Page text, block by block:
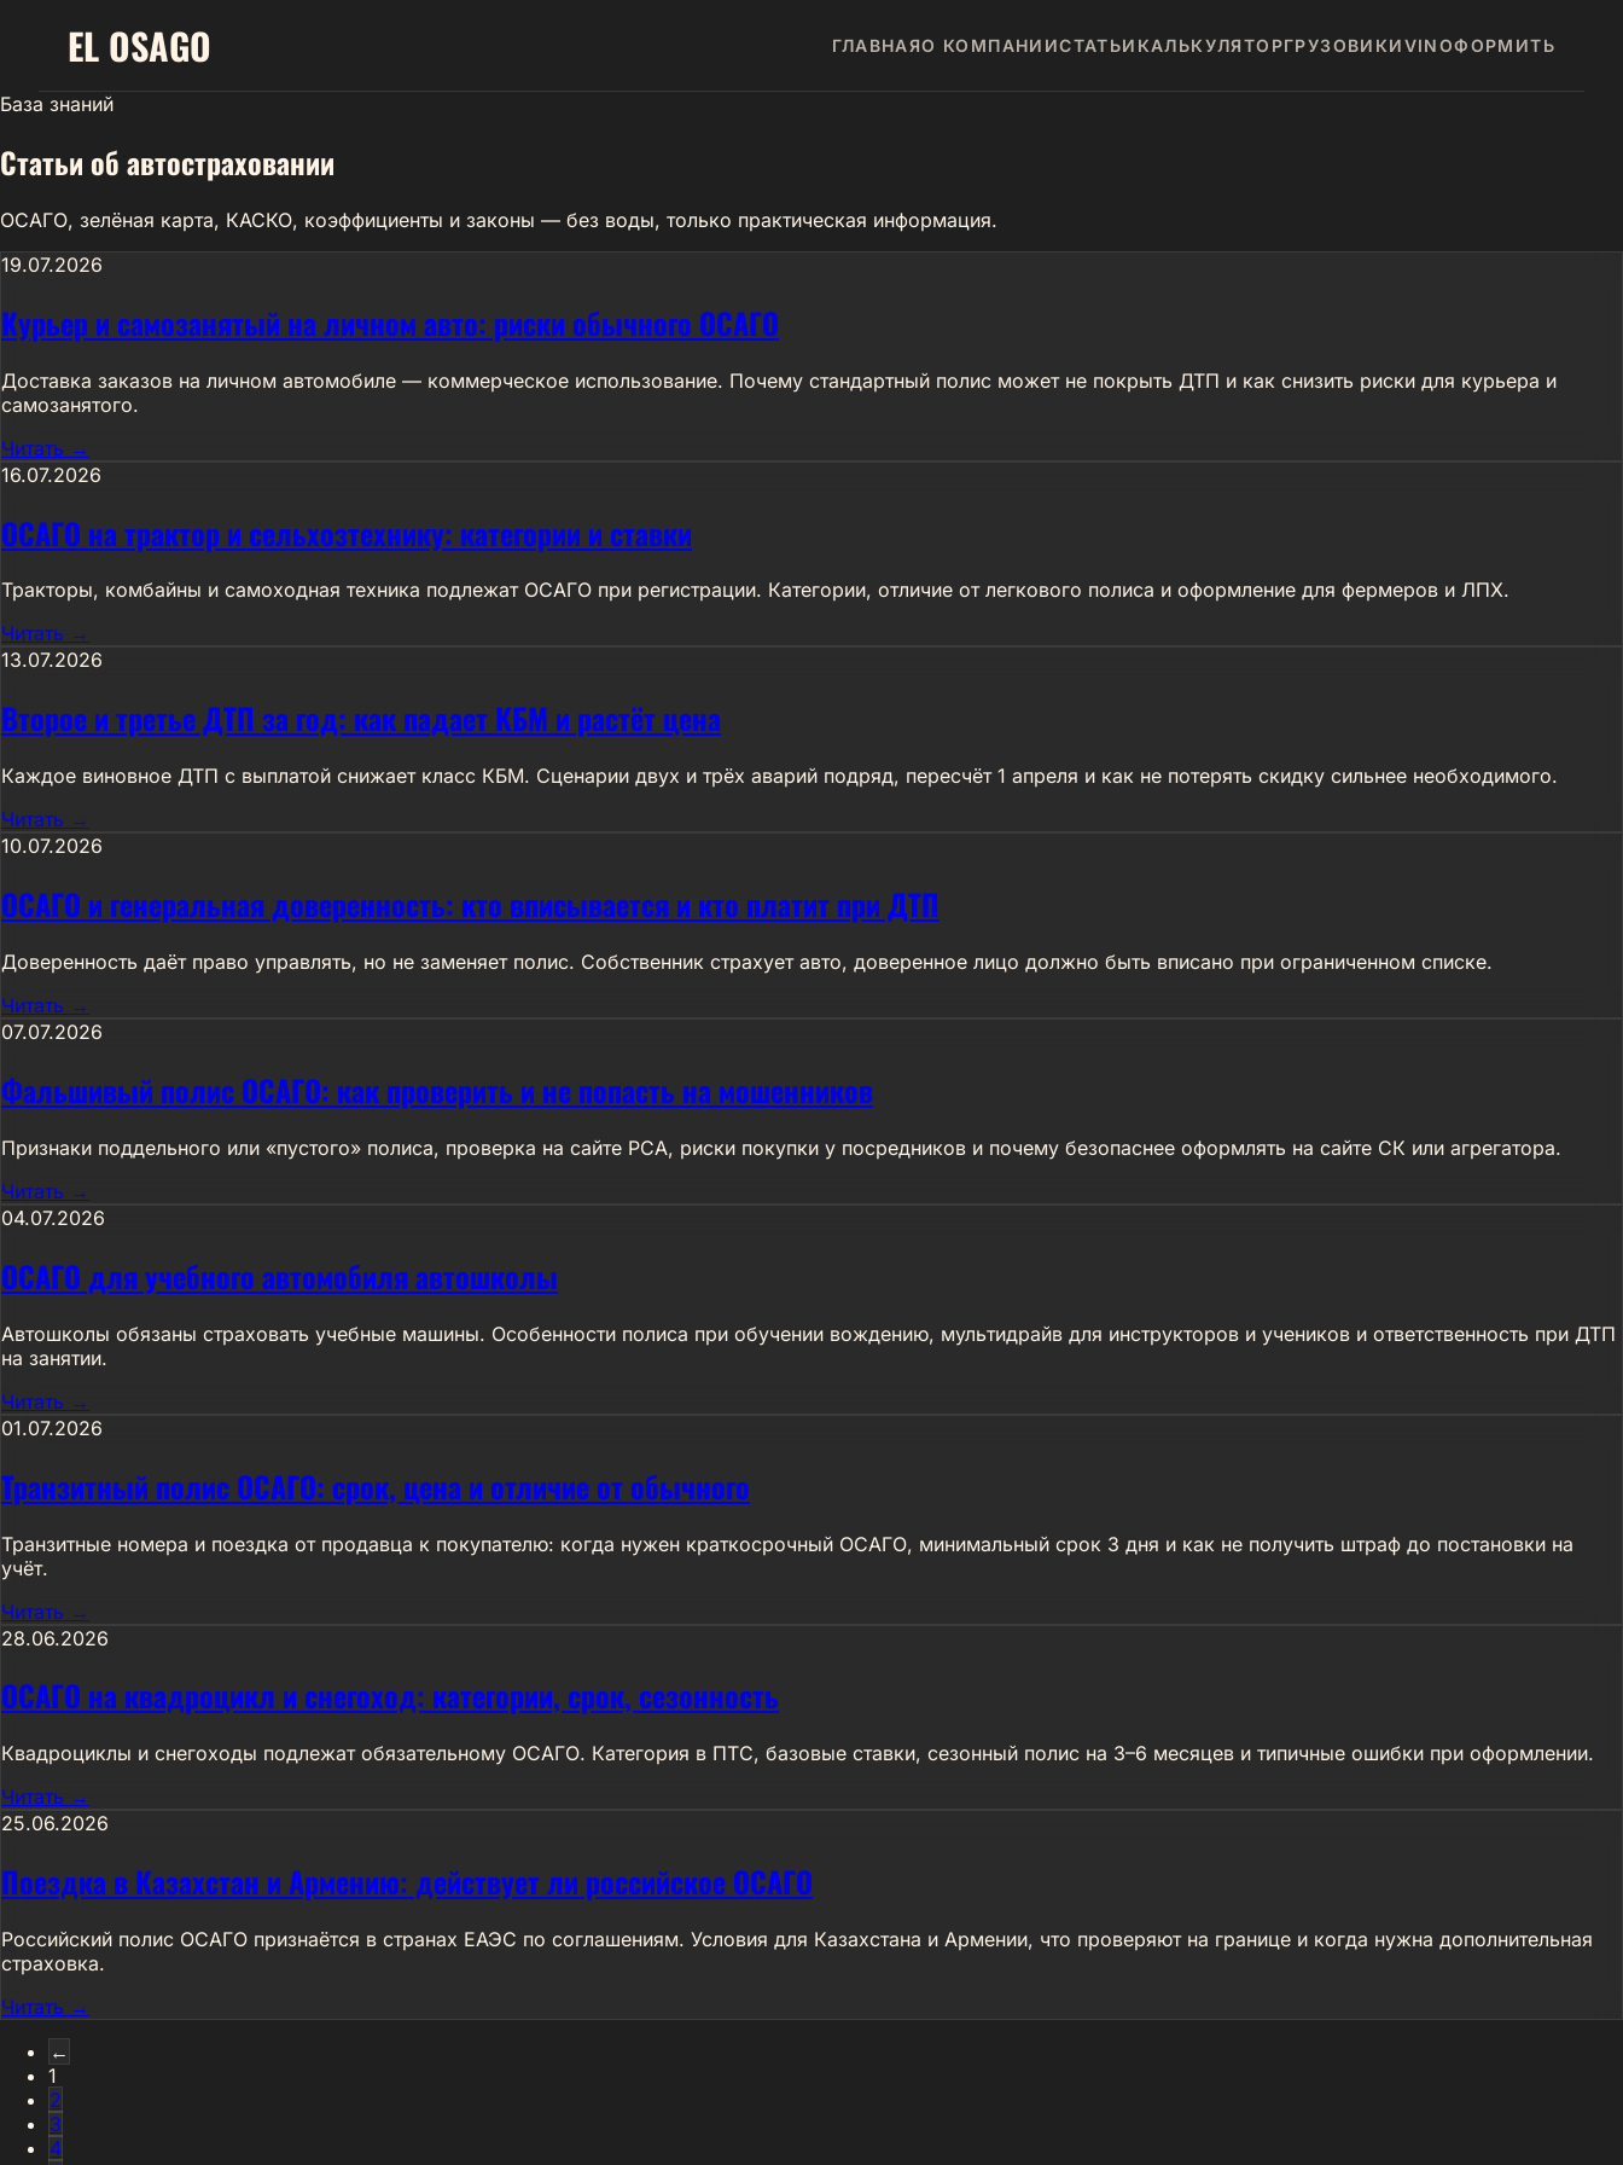
EL OSAGO ГЛАВНАЯО КОМПАНИИСТАТЬИ КАЛЬКУЛЯТОРГРУЗОВИКИVINОФОРМИТЬ
База знаний
Статьи об автостраховании
ОСАГО, зелёная карта, КАСКО, коэффициенты и законы — без воды, только практическая информация.
19.07.2026
Курьер и самозанятый на личном авто: риски обычного ОСАГО
Доставка заказов на личном автомобиле — коммерческое использование. Почему стандартный полис может не покрыть ДТП и как снизить риски для курьера и
самозанятого.
Читать →
16.07.2026
ОСАГО на трактор и сельхозтехнику: категории и ставки
Тракторы, комбайны и самоходная техника подлежат ОСАГО при регистрации. Категории, отличие от легкового полиса и оформление для фермеров и ЛПХ.
Читать →
13.07.2026
Второе и третье ДТП за год: как падает КБМ и растёт цена
Каждое виновное ДТП с выплатой снижает класс КБМ. Сценарии двух и трёх аварий подряд, пересчёт 1 апреля и как не потерять скидку сильнее необходимого.
Читать →
10.07.2026
ОСАГО и генеральная доверенность: кто вписывается и кто платит при ДТП
Доверенность даёт право управлять, но не заменяет полис. Собственник страхует авто, доверенное лицо должно быть вписано при ограниченном списке.
Читать →
07.07.2026
Фальшивый полис ОСАГО: как проверить и не попасть на мошенников
Признаки поддельного или «пустого» полиса, проверка на сайте РСА, риски покупки у посредников и почему безопаснее оформлять на сайте СК или агрегатора.
Читать →
04.07.2026
ОСАГО для учебного автомобиля автошколы
Автошколы обязаны страховать учебные машины. Особенности полиса при обучении вождению, мультидрайв для инструкторов и учеников и ответственность при ДТП
на занятии.
Читать →
01.07.2026
Транзитный полис ОСАГО: срок, цена и отличие от обычного
Транзитные номера и поездка от продавца к покупателю: когда нужен краткосрочный ОСАГО, минимальный срок 3 дня и как не получить штраф до постановки на
учёт.
Читать →
28.06.2026
ОСАГО на квадроцикл и снегоход: категории, срок, сезонность
Квадроциклы и снегоходы подлежат обязательному ОСАГО. Категория в ПТС, базовые ставки, сезонный полис на 3–6 месяцев и типичные ошибки при оформлении.
Читать →
25.06.2026
Поездка в Казахстан и Армению: действует ли российское ОСАГО
Российский полис ОСАГО признаётся в странах ЕАЭС по соглашениям. Условия для Казахстана и Армении, что проверяют на границе и когда нужна дополнительная
страховка.
Читать →
←
1
2
3
4